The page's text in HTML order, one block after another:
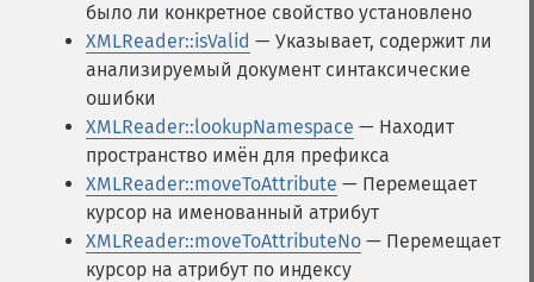
было ли конкретное свойство установлено
XMLReader::isValid — Указывает, содержит ли
анализируемый документ синтаксические
ошибки
XMLReader::lookupNamespace — Находит
пространство имён для префикса
XMLReader::moveToAttribute — Перемещает
курсор на именованный атрибут
XMLReader::moveToAttributeNo — Перемещает
курсор на атрибут по индексу